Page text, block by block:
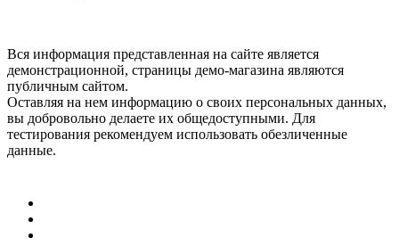
Вся информация представленная на сайте является
демонстрационной, страницы демо-магазина являются
публичным сайтом.
Оставляя на нем информацию о своих персональных данных,
вы добровольно делаете их общедоступными. Для
тестирования рекомендуем использовать обезличенные
данные.